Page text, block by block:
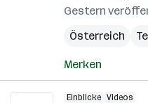
Gestern
Österreich
Merken
Einblicke Videos